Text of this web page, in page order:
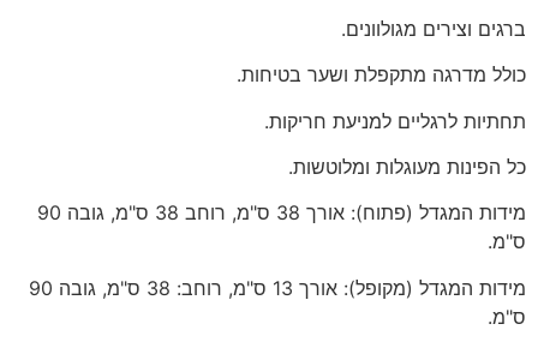
ברגים וצירים מגולוונים.
כולל מדרגה מתקפלת ושער בטיחות.
תחתיות לרגליים למניעת חריקות.
כל הפינות מעוגלות ומלוטשות.
מידות המגדל (פתוח): אורך 38 ס"מ, רוחב 38 ס"מ, גובה 90
ס"מ.
מידות המגדל (מקופל): אורך 13 ס"מ, רוחב: 38 ס"מ, גובה 90
ס"מ.